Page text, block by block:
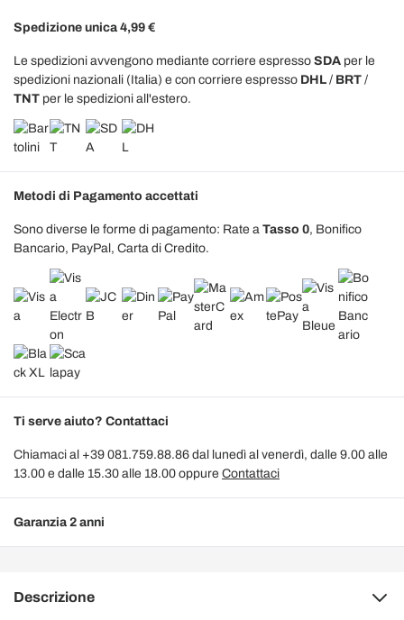
Spedizione unica 4,99 €
Le spedizioni avvengono mediante corriere espresso SDA per le
spedizioni nazionali (Italia) e con corriere espresso DHL / BRT /
TNT per le spedizioni all'estero.
Metodi di Pagamento accettati
Sono diverse le forme di pagamento: Rate a Tasso 0, Bonifico
Bancario, PayPal, Carta di Credito.
Ti serve aiuto? Contattaci
Chiamaci al +39 081.759.88.86 dal lunedì al venerdì, dalle 9.00 alle
13.00 e dalle 15.30 alle 18.00 oppure Contattaci
Garanzia 2 anni
Descrizione